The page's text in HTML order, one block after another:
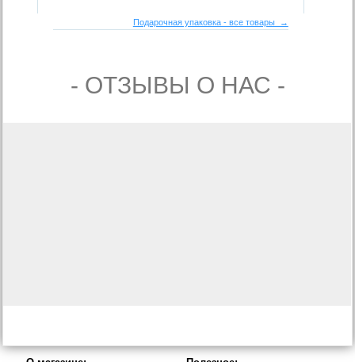
Подарочная упаковка - все товары →
- ОТЗЫВЫ О НАС -